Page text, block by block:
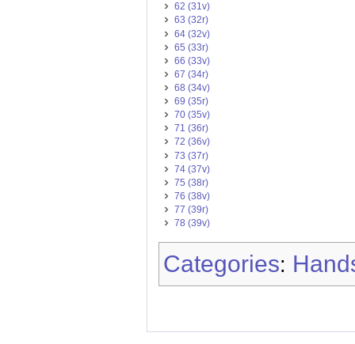
62 (31v)
63 (32r)
64 (32v)
65 (33r)
66 (33v)
67 (34r)
68 (34v)
69 (35r)
70 (35v)
71 (36r)
72 (36v)
73 (37r)
74 (37v)
75 (38r)
76 (38v)
77 (39r)
78 (39v)
Categories: